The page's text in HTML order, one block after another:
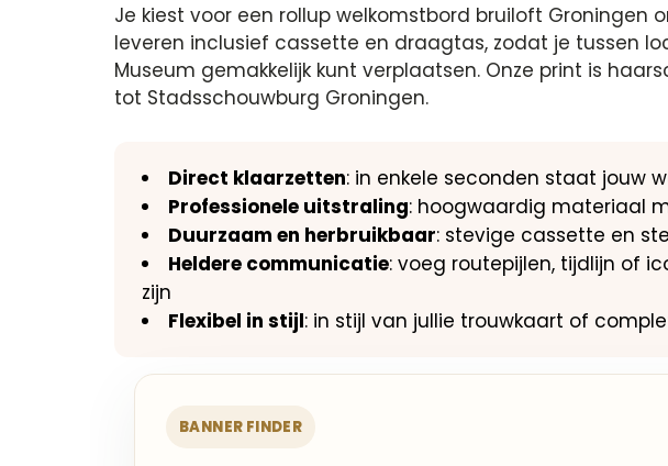
Je kiest voor een rollup welkomstbord bruiloft
leveren inclusief cassette en draagtas, zodat je tussen
Museum gemakkelijk kunt verplaatsen. Onze print is
tot Stadsschouwburg Groningen.
Direct klaarzetten: in enkele seconden staat jouw
Professionele uitstraling: hoogwaardig materiaal
Duurzaam en herbruikbaar: stevige cassette en
Heldere communicatie: voeg routepijlen, tijdlijn of
zijn
Flexibel in stijl: in stijl van jullie trouwkaart of
BANNER FINDER